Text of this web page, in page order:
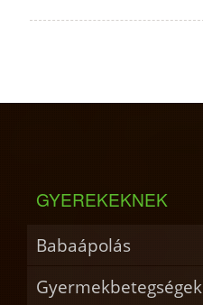
GYEREKEKNEK
Babaápolás
Gyermekbetegségek